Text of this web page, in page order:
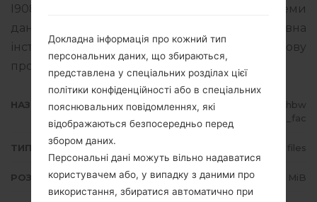
I9080LUBUBNE1. Версія операційної системи
даної прошивки Android Jelly Bean 4.2.2. Повна
інструкція про те, як прошивати стокову
прошивку на пристроях Samsung
НАЗВА ФАЙЛУ
GT-I9080L_1_20150916172452_hbw
4muf2kk_fac
ТИП ПРОШИВКИ 4 files
РОЗМІР ФАЙЛУ 969.64 MiB
Докладна інформація про кожний тип
персональних даних, що збираються,
представлена у спеціальних розділах цієї
політики конфіденційності або в спеціальних
пояснювальних повідомленнях, які
відображаються безпосередньо перед
збором даних.
Персональні дані можуть вільно надаватися
користувачем або, у випадку з даними про
використання, збиратися автоматично при